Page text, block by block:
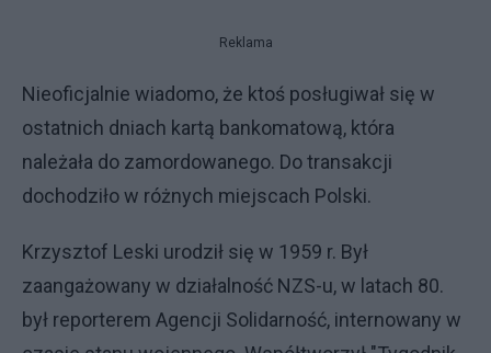
Reklama
Nieoficjalnie wiadomo, że ktoś posługiwał się w
ostatnich dniach kartą bankomatową, która
należała do zamordowanego. Do transakcji
dochodziło w różnych miejscach Polski.
Krzysztof Leski urodził się w 1959 r. Był
zaangażowany w działalność NZS-u, w latach 80.
był reporterem Agencji Solidarność, internowany w